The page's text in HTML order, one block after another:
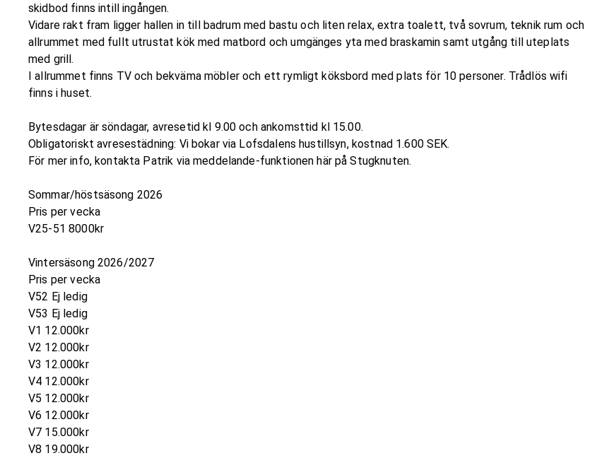
skidbod finns intill ingången.
Vidare rakt fram ligger hallen in till badrum med bastu och liten relax, extra toalett, två sovrum, teknik rum och
allrummet med fullt utrustat kök med matbord och umgänges yta med braskamin samt utgång till uteplats
med grill.
I allrummet finns TV och bekväma möbler och ett rymligt köksbord med plats för 10 personer. Trådlös wifi
finns i huset.
Bytesdagar är söndagar, avresetid kl 9.00 och ankomsttid kl 15.00.
Obligatoriskt avresestädning: Vi bokar via Lofsdalens hustillsyn, kostnad 1.600 SEK.
För mer info, kontakta Patrik via meddelande-funktionen här på Stugknuten.
Sommar/höstsäsong 2026
Pris per vecka
V25-51 8000kr
Vintersäsong 2026/2027
Pris per vecka
V52 Ej ledig
V53 Ej ledig
V1 12.000kr
V2 12.000kr
V3 12.000kr
V4 12.000kr
V5 12.000kr
V6 12.000kr
V7 15.000kr
V8 19.000kr